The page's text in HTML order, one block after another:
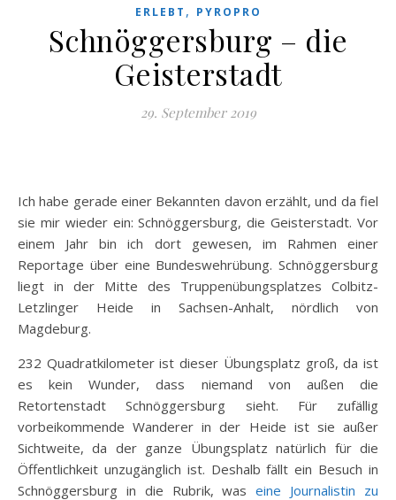
ERLEBT , PYROPRO
Schnöggersburg – die
Geisterstadt
29. September 2019
Ich habe gerade einer Bekannten davon erzählt, und da fiel
sie mir wieder ein: Schnöggersburg, die Geisterstadt. Vor
einem Jahr bin ich dort gewesen, im Rahmen einer
Reportage über eine Bundeswehrübung. Schnöggersburg
liegt in der Mitte des Truppenübungsplatzes Colbitz-
Letzlinger Heide in Sachsen-Anhalt, nördlich von
Magdeburg.
232 Quadratkilometer ist dieser Übungsplatz groß, da ist
es kein Wunder, dass niemand von außen die
Retortenstadt Schnöggersburg sieht. Für zufällig
vorbeikommende Wanderer in der Heide ist sie außer
Sichtweite, da der ganze Übungsplatz natürlich für die
Öffentlichkeit unzugänglich ist. Deshalb fällt ein Besuch in
Schnöggersburg in die Rubrik, waseine Journalistin zu